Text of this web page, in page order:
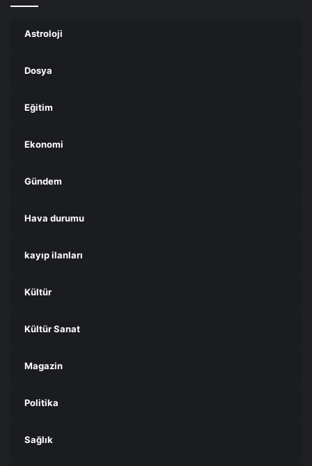
Astroloji
Dosya
Eğitim
Ekonomi
Gündem
Hava durumu
kayıp ilanları
Kültür
Kültür Sanat
Magazin
Politika
Sağlık